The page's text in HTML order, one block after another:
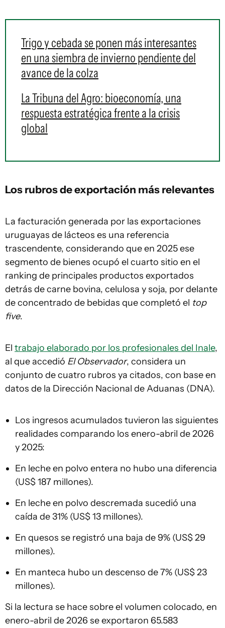
Trigo y cebada se ponen más interesantes
en una siembra de invierno pendiente del
avance de la colza
La Tribuna del Agro: bioeconomía, una
respuesta estratégica frente a la crisis
global
Los rubros de exportación más relevantes
La facturación generada por las exportaciones
uruguayas de lácteos es una referencia
trascendente, considerando que en 2025 ese
segmento de bienes ocupó el cuarto sitio en el
ranking de principales productos exportados
detrás de carne bovina, celulosa y soja, por delante
de concentrado de bebidas que completó el top
five.
El trabajo elaborado por los profesionales del Inale,
al que accedió El Observador, considera un
conjunto de cuatro rubros ya citados, con base en
datos de la Dirección Nacional de Aduanas (DNA).
Los ingresos acumulados tuvieron las siguientes
realidades comparando los enero-abril de 2026
y 2025:
En leche en polvo entera no hubo una diferencia
(US$ 187 millones).
En leche en polvo descremada sucedió una
caída de 31% (US$ 13 millones).
En quesos se registró una baja de 9% (US$ 29
millones).
En manteca hubo un descenso de 7% (US$ 23
millones).
Si la lectura se hace sobre el volumen colocado, en
enero-abril de 2026 se exportaron 65.583